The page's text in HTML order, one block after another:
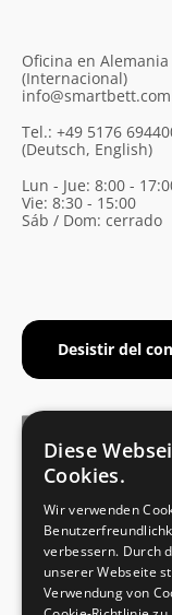
Oficina en Alemania
(Internacional)
info@smartbett.com
Tel.: +49 5176
(Deutsch, English)
Lun - Jue: 8:00 -
Vie: 8:30 - 15:00
Sáb / Dom: cerrado
Desistir del
Cumplimiento de la
DEVOLUCIONES
Servicio de
Diese
Cookies.
Wir verwenden
verbessern. Durch
unserer Webseite
Verwendung von